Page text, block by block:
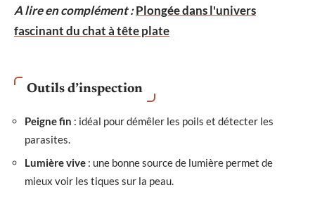
A lire en complément :Plongée dans l'univers
fascinant du chat à tête plate
Outils d’inspection
Peigne fin : idéal pour démêler les poils et détecter les
parasites.
Lumière vive : une bonne source de lumière permet de
mieux voir les tiques sur la peau.